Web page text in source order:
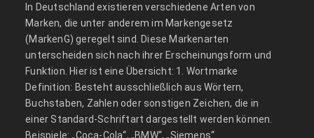
In Deutschland existieren verschiedene Arten von
Marken, die unter anderem im Markengesetz
(MarkenG) geregelt sind. Diese Markenarten
unterscheiden sich nach ihrer Erscheinungsform und
Funktion. Hier ist eine Übersicht: 1. Wortmarke
Definition: Besteht ausschließlich aus Wörtern,
Buchstaben, Zahlen oder sonstigen Zeichen, die in
einer Standard-Schriftart dargestellt werden können.
Beispiele: „Coca-Cola“, „BMW“, „Siemens“.